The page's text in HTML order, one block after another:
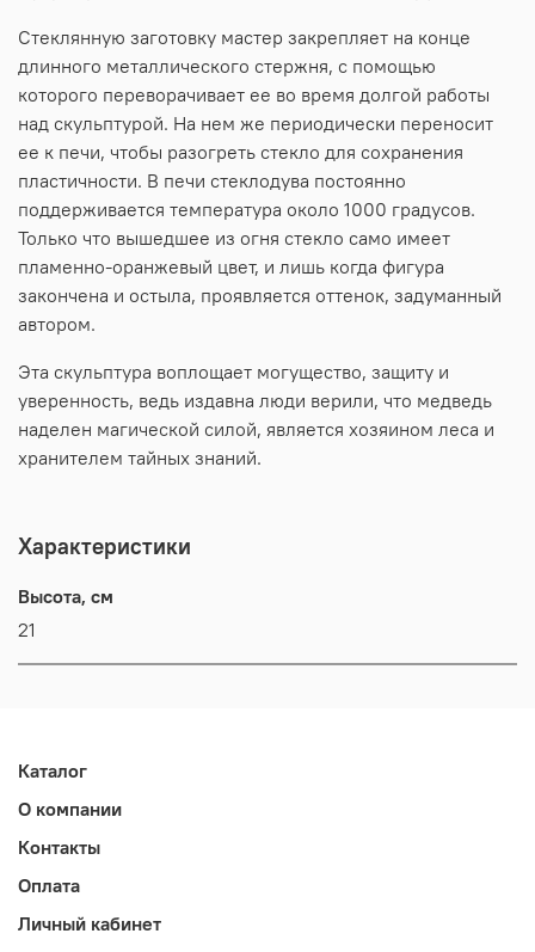
Стеклянную заготовку мастер закрепляет на конце
длинного металлического стержня, с помощью
которого переворачивает ее во время долгой работы
над скульптурой. На нем же периодически переносит
ее к печи, чтобы разогреть стекло для сохранения
пластичности. В печи стеклодува постоянно
поддерживается температура около 1000 градусов.
Только что вышедшее из огня стекло само имеет
пламенно-оранжевый цвет, и лишь когда фигура
закончена и остыла, проявляется оттенок, задуманный
автором.
Эта скульптура воплощает могущество, защиту и
уверенность, ведь издавна люди верили, что медведь
наделен магической силой, является хозяином леса и
хранителем тайных знаний.
Характеристики
Высота, см
21
Каталог
О компании
Контакты
Оплата
Личный кабинет